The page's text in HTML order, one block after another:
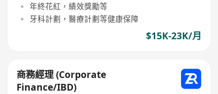
年終花紅，績效獎勵等
牙科計劃，醫療計劃等健康保障
$15K-23K/月
商務經理 (Corporate
Finance/IBD)